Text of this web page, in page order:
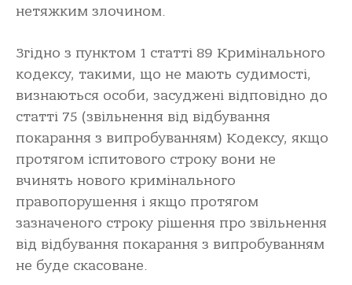
нетяжким злочином.
Згідно з пунктом 1 статті 89 Кримінального
кодексу, такими, що не мають судимості,
визнаються особи, засуджені відповідно до
статті 75 (звільнення від відбування
покарання з випробуванням) Кодексу, якщо
протягом іспитового строку вони не
вчинять нового кримінального
правопорушення і якщо протягом
зазначеного строку рішення про звільнення
від відбування покарання з випробуванням
не буде скасоване.